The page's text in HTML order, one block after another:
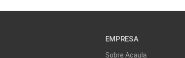
EMPRESA
Sobre Acaula